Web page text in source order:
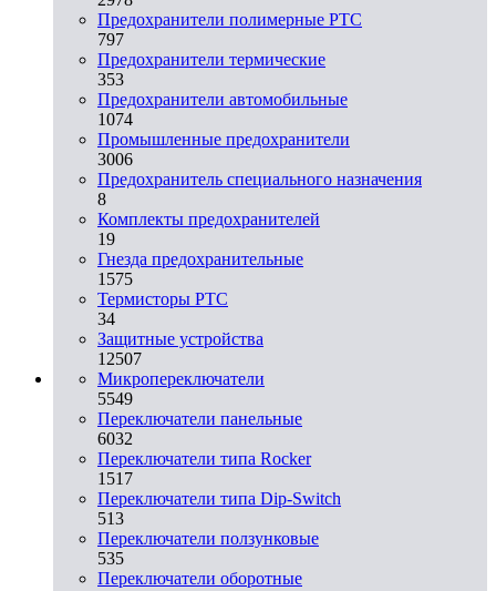
Предохранители полимерные PTC
797
Предохранители термические
353
Предохранители автомобильные
1074
Промышленные предохранители
3006
Предохранитель специального назначения
8
Комплекты предохранителей
19
Гнезда предохранительные
1575
Термисторы PTC
34
Защитные устройства
12507
Микропереключатели
5549
Переключатели панельные
6032
Переключатели типа Rocker
1517
Переключатели типа Dip-Switch
513
Переключатели ползунковые
535
Переключатели оборотные